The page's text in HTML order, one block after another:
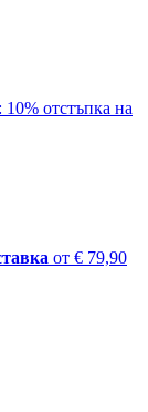
10% отстъпка на
от € 79,90